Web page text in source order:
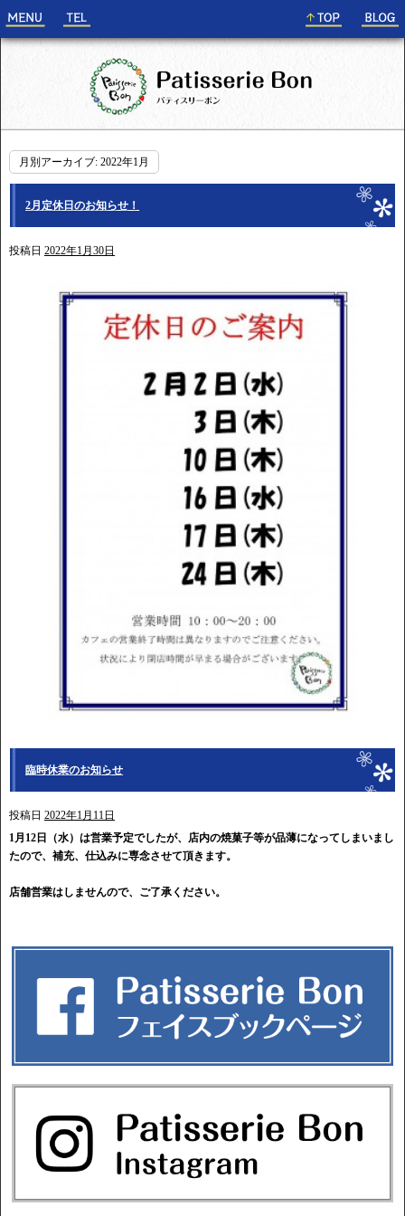
月別アーカイブ: 2022年1月
2月定休日のお知らせ！
投稿日 2022年1月30日
臨時休業のお知らせ
投稿日 2022年1月11日
1月12日（水）は営業予定でしたが、店内の焼菓子等が品薄になってしまいまし
たので、補充、仕込みに専念させて頂きます。
店舗営業はしませんので、ご了承ください。